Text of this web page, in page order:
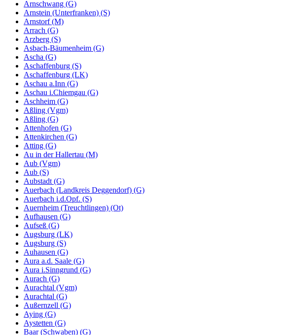
Arnschwang (G)
Arnstein (Unterfranken) (S)
Arnstorf (M)
Arrach (G)
Arzberg (S)
Asbach-Bäumenheim (G)
Ascha (G)
Aschaffenburg (S)
Aschaffenburg (LK)
Aschau a.Inn (G)
Aschau i.Chiemgau (G)
Aschheim (G)
Aßling (Vgm)
Aßling (G)
Attenhofen (G)
Attenkirchen (G)
Atting (G)
Au in der Hallertau (M)
Aub (Vgm)
Aub (S)
Aubstadt (G)
Auerbach (Landkreis Deggendorf) (G)
Auerbach i.d.Opf. (S)
Auernheim (Treuchtlingen) (Ot)
Aufhausen (G)
Aufseß (G)
Augsburg (LK)
Augsburg (S)
Auhausen (G)
Aura a.d. Saale (G)
Aura i.Sinngrund (G)
Aurach (G)
Aurachtal (Vgm)
Aurachtal (G)
Außernzell (G)
Aying (G)
Aystetten (G)
Baar (Schwaben) (G)